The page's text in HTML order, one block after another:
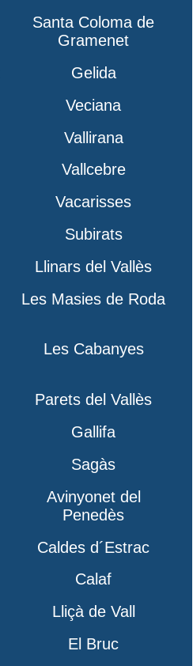
Santa Coloma de
Gramenet
Gelida
Veciana
Vallirana
Vallcebre
Vacarisses
Subirats
Llinars del Vallès
Les Masies de Roda
Les Cabanyes
Parets del Vallès
Gallifa
Sagàs
Avinyonet del
Penedès
Caldes d´Estrac
Calaf
Lliçà de Vall
El Bruc